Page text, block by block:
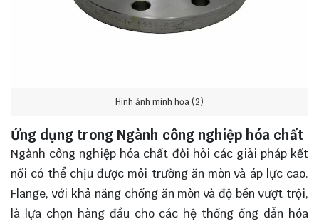
Hình ảnh minh họa (2)
Ứng dụng trong Ngành công nghiệp hóa chất
Ngành công nghiệp hóa chất đòi hỏi các giải pháp kết
nối có thể chịu được môi trường ăn mòn và áp lực cao.
Flange, với khả năng chống ăn mòn và độ bền vượt trội,
là lựa chọn hàng đầu cho các hệ thống ống dẫn hóa